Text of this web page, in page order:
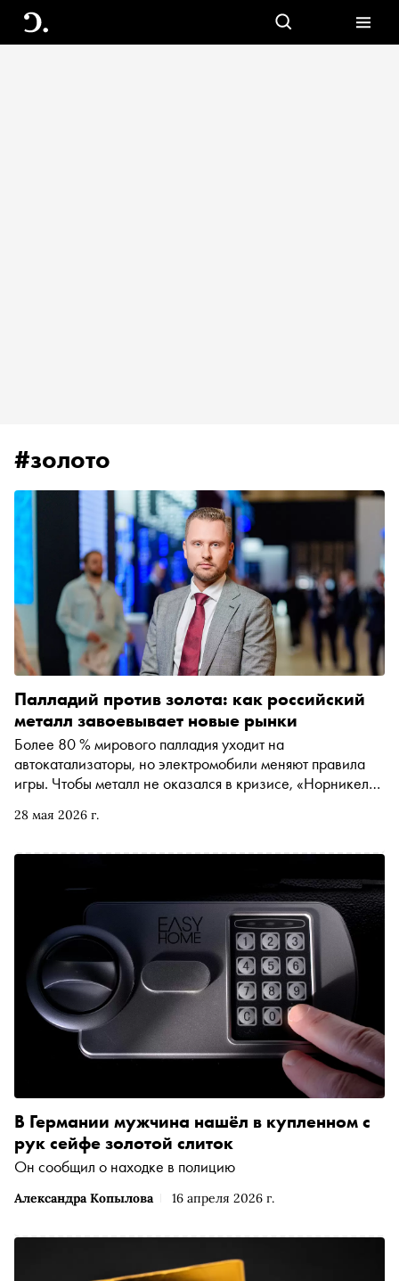
#золото
28 мая 2026 г.
Палладий против золота: как российский
металл завоевывает новые рынки
Более 80 % мирового палладия уходит на
автокатализаторы, но электромобили меняют правила
игры. Чтобы металл не оказался в кризисе, «Норникель»
палладиевых технологий. О том, как палладий заменяет
аккумуляторам и удешевляет производство
стекловолокна, рассказывает директор Центра
палладиевых технологий Дмитрий Изотов
Александра Копылова 16 апреля 2026 г.
В Германии мужчина нашёл в купленном с
рук сейфе золотой слиток
Он сообщил о находке в полицию